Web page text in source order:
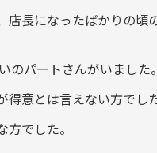
長になったばかりの頃
パートさんがいました。
意とは言えない方でした
でした。